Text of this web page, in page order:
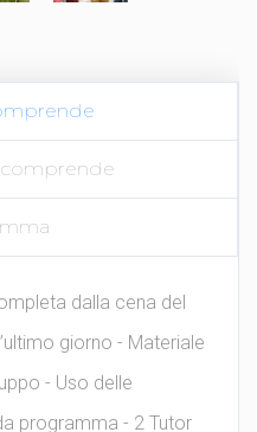
dalla cena del
giorno - Materiale
- Uso delle
programma - 2 Tutor